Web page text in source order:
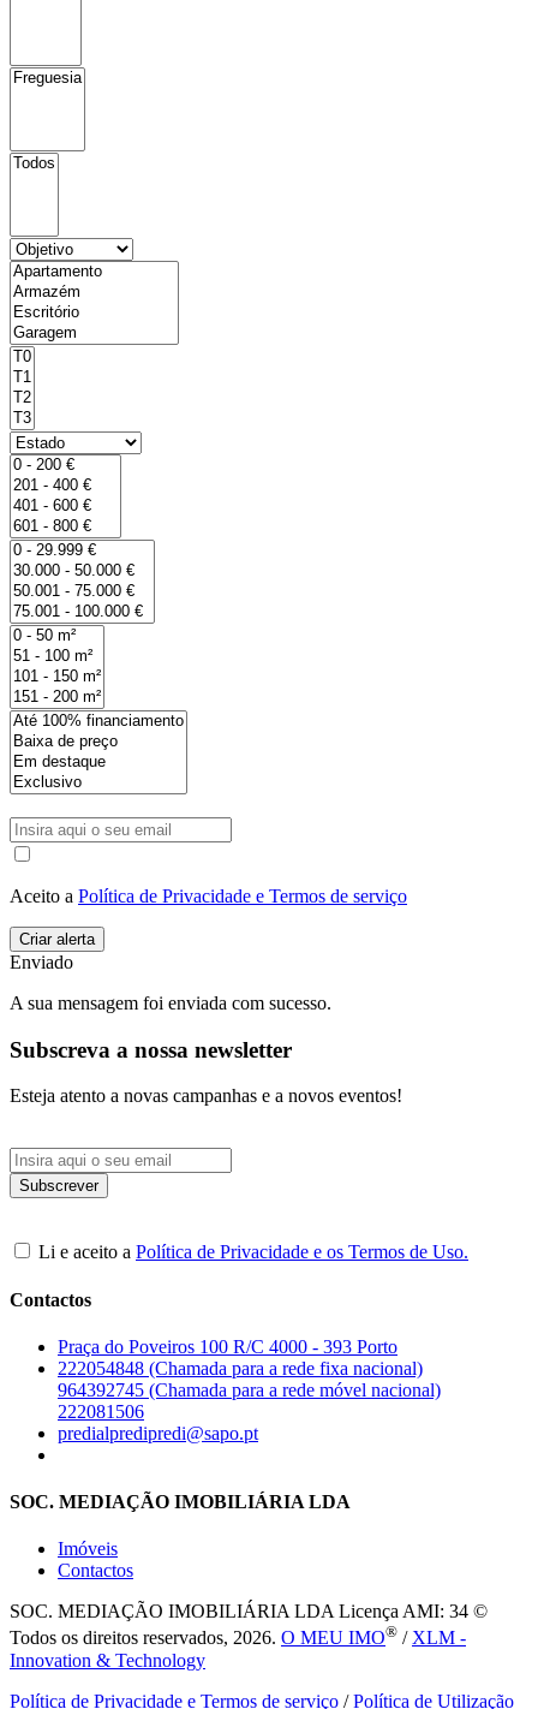
Aceito a Política de Privacidade e Termos de serviço
Enviado
A sua mensagem foi enviada com sucesso.
Subscreva a nossa newsletter
Esteja atento a novas campanhas e a novos eventos!
Li e aceito a Política de Privacidade e os Termos de Uso.
Contactos
Praça do Poveiros 100 R/C 4000 - 393 Porto
222054848 (Chamada para a rede fixa nacional)
964392745 (Chamada para a rede móvel nacional)
222081506
predialpredipredi@sapo.pt
SOC. MEDIAÇÃO IMOBILIÁRIA LDA
Imóveis
Contactos
SOC. MEDIAÇÃO IMOBILIÁRIA LDA Licença AMI: 34 ©
Todos os direitos reservados, 2026. O MEU IMO® /XLM -
Innovation & Technology
Política de Privacidade e Termos de serviço /Política de Utilização